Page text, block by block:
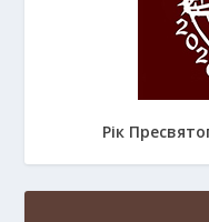
Рік